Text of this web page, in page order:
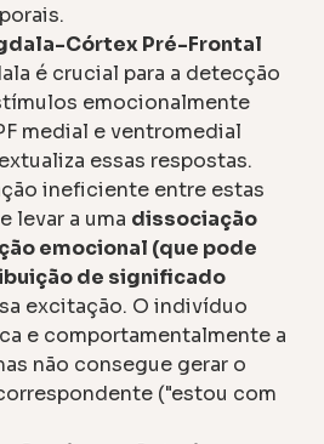
Córtex Pré-Frontal
é crucial para a detecção
emocionalmente
medial e ventromedial
essas respostas.
ineficiente entre estas
levar a uma dissociação
emocional (que pode
de significado
excitação. O indivíduo
e comportamentalmente a
não consegue gerar o
("estou com